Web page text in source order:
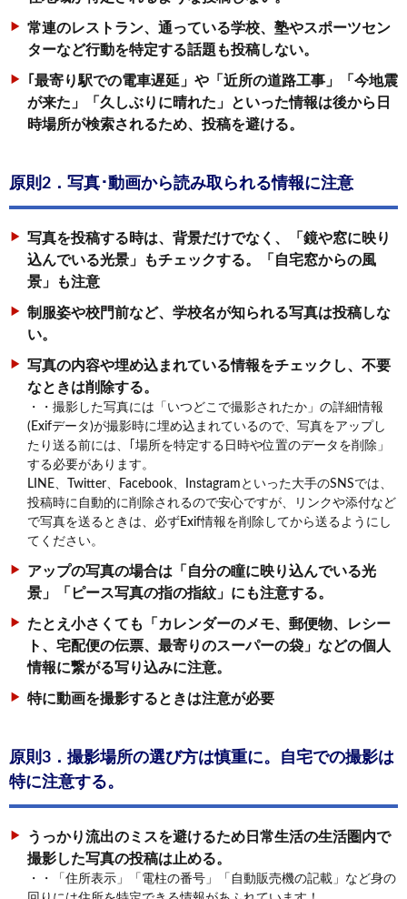
常連のレストラン、通っている学校、塾やスポーツセン
ターなど行動を特定する話題も投稿しない。
｢最寄り駅での電車遅延」や「近所の道路工事」「今地震
が来た」「久しぶりに晴れた」といった情報は後から日
時場所が検索されるため、投稿を避ける。
原則2．写真･動画から読み取られる情報に注意
写真を投稿する時は、背景だけでなく、「鏡や窓に映り
込んでいる光景」もチェックする。
「自宅窓からの風
景」も注意
制服姿や校門前など、学校名が知られる写真は投稿しな
い。
写真の内容や埋め込まれている情報をチェックし、不要
なときは削除する。
・・撮影した写真には「いつどこで撮影されたか」の詳細情報
(Exifデータ)が撮影時に埋め込まれているので、写真をアップし
たり送る前には、｢場所を特定する日時や位置のデータを削除」
する必要があります。
LINE、Twitter、Facebook、Instagramといった大手のSNSでは、
投稿時に自動的に削除されるので安心ですが、リンクや添付など
で写真を送るときは、必ずExif情報を削除してから送るようにし
てください。
アップの写真の場合は「自分の瞳に映り込んでいる光
景」「ピース写真の指の指紋」にも注意する。
たとえ小さくても「カレンダーのメモ、郵便物、レシー
ト、宅配便の伝票、最寄りのスーパーの袋」などの個人
情報に繋がる写り込みに注意。
特に動画を撮影するときは注意が必要
原則3．撮影場所の選び方は慎重に。自宅での撮影は
特に注意する。
うっかり流出のミスを避けるため日常生活の生活圏内で
撮影した写真の投稿は止める。
・・「住所表示」「電柱の番号」「自動販売機の記載」など身の